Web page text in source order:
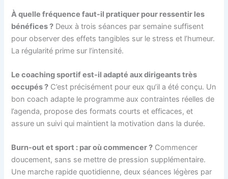
À quelle fréquence faut-il pratiquer pour ressentir les
bénéfices ? Deux à trois séances par semaine suffisent
pour observer des effets tangibles sur le stress et l’humeur.
La régularité prime sur l’intensité.
Le coaching sportif est-il adapté aux dirigeants très
occupés ? C’est précisément pour eux qu’il a été conçu. Un
bon coach adapte le programme aux contraintes réelles de
l’agenda, propose des formats courts et efficaces, et
assure un suivi qui maintient la motivation dans la durée.
Burn-out et sport : par où commencer ? Commencer
doucement, sans se mettre de pression supplémentaire.
Une marche rapide quotidienne, deux séances légères par